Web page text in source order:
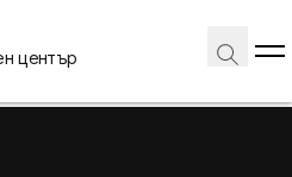
център